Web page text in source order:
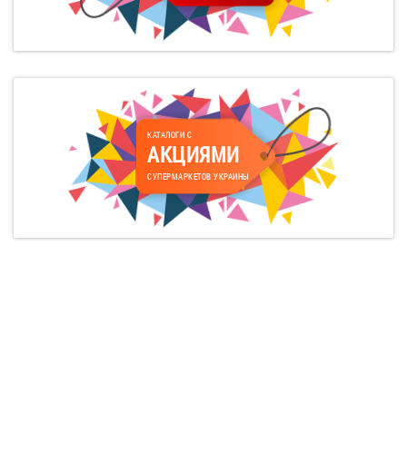
КАТАЛОГИ С
АКЦИЯМИ
СУПЕРМАРКЕТОВ УКРАИНЫ